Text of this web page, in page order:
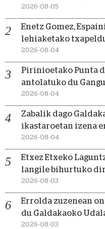
2026-08-05
Enetz Gomez,
lehiaketako
2026-08-04
Pirinioetako Punta
antolatuko du
2026-08-04
Zabalik dago
ikastaroetan izena
2026-08-04
Etxez Etxeko
langile bihurtuko
2026-08-03
Errolda zuzenean
du Galdakaoko
2026-08-03